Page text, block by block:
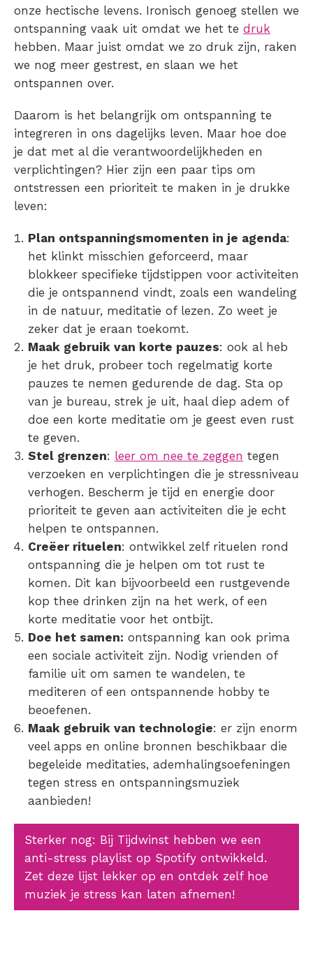
onze hectische levens. Ironisch genoeg stellen we
ontspanning vaak uit omdat we het te druk
hebben. Maar juist omdat we zo druk zijn, raken
we nog meer gestrest, en slaan we het
ontspannen over.
Daarom is het belangrijk om ontspanning te
integreren in ons dagelijks leven. Maar hoe doe
je dat met al die verantwoordelijkheden en
verplichtingen? Hier zijn een paar tips om
ontstressen een prioriteit te maken in je drukke
leven:
Plan ontspanningsmomenten in je agenda:
het klinkt misschien geforceerd, maar
blokkeer specifieke tijdstippen voor activiteiten
die je ontspannend vindt, zoals een wandeling
in de natuur, meditatie of lezen. Zo weet je
zeker dat je eraan toekomt.
Maak gebruik van korte pauzes: ook al heb
je het druk, probeer toch regelmatig korte
pauzes te nemen gedurende de dag. Sta op
van je bureau, strek je uit, haal diep adem of
doe een korte meditatie om je geest even rust
te geven.
Stel grenzen: leer om nee te zeggen tegen
verzoeken en verplichtingen die je stressniveau
verhogen. Bescherm je tijd en energie door
prioriteit te geven aan activiteiten die je echt
helpen te ontspannen.
Creëer rituelen: ontwikkel zelf rituelen rond
ontspanning die je helpen om tot rust te
komen. Dit kan bijvoorbeeld een rustgevende
kop thee drinken zijn na het werk, of een
korte meditatie voor het ontbijt.
Doe het samen: ontspanning kan ook prima
een sociale activiteit zijn. Nodig vrienden of
familie uit om samen te wandelen, te
mediteren of een ontspannende hobby te
beoefenen.
Maak gebruik van technologie: er zijn enorm
veel apps en online bronnen beschikbaar die
begeleide meditaties, ademhalingsoefeningen
tegen stress en ontspanningsmuziek
aanbieden!
Sterker nog: Bij Tijdwinst hebben we een
anti-stress playlist op Spotify ontwikkeld.
Zet deze lijst lekker op en ontdek zelf hoe
muziek je stress kan laten afnemen!